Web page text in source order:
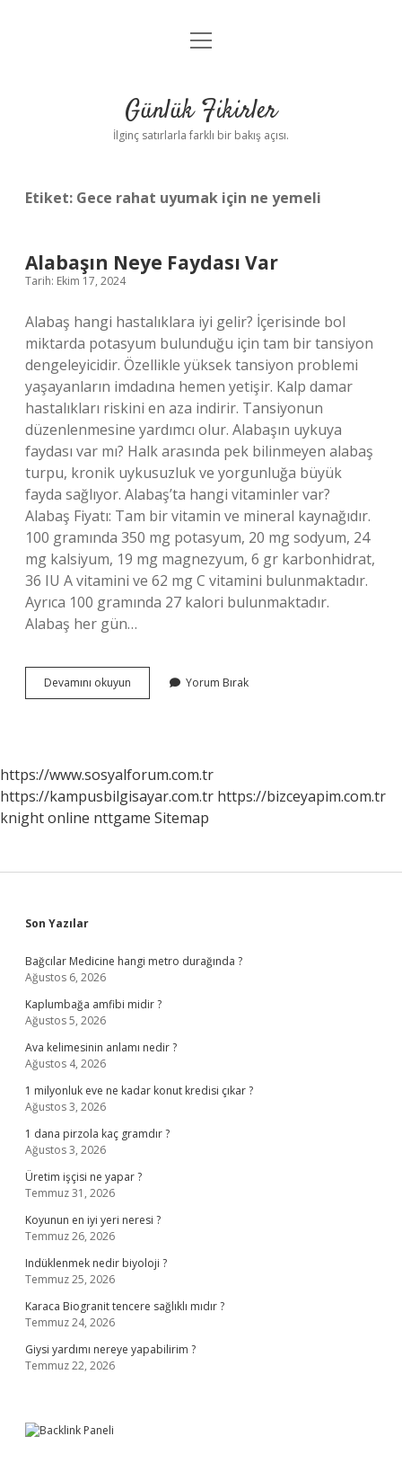
Anasayfa
Yasal Uyarı
menüyü
Günlük Fikirler
İlginç satırlarla farklı bir bakış açısı.
Etiket: Gece rahat uyumak için ne yemeli
Alabaşın Neye Faydası Var
Tarih: Ekim 17, 2024
Alabaş hangi hastalıklara iyi gelir? İçerisinde bol
miktarda potasyum bulunduğu için tam bir tansiyon
dengeleyicidir. Özellikle yüksek tansiyon problemi
yaşayanların imdadına hemen yetişir. Kalp damar
hastalıkları riskini en aza indirir. Tansiyonun
düzenlenmesine yardımcı olur. Alabaşın uykuya
faydası var mı? Halk arasında pek bilinmeyen alabaş
turpu, kronik uykusuzluk ve yorgunluğa büyük
fayda sağlıyor. Alabaş’ta hangi vitaminler var?
Alabaş Fiyatı: Tam bir vitamin ve mineral kaynağıdır.
100 gramında 350 mg potasyum, 20 mg sodyum, 24
mg kalsiyum, 19 mg magnezyum, 6 gr karbonhidrat,
36 IU A vitamini ve 62 mg C vitamini bulunmaktadır.
Ayrıca 100 gramında 27 kalori bulunmaktadır.
Alabaş her gün…
Devamını okuyun Alabaşın
Neye
Yorum Bırak
https://www.sosyalforum.com.tr
https://kampusbilgisayar.com.tr https://bizceyapim.com.tr
knight online nttgame Sitemap
Sidebar
Son Yazılar
Bağcılar Medicine hangi metro durağında ?
Ağustos 6, 2026
Kaplumbağa amfibi midir ?
Ağustos 5, 2026
Ava kelimesinin anlamı nedir ?
Ağustos 4, 2026
1 milyonluk eve ne kadar konut kredisi çıkar ?
Ağustos 3, 2026
1 dana pirzola kaç gramdır ?
Ağustos 3, 2026
Üretim işçisi ne yapar ?
Temmuz 31, 2026
Koyunun en iyi yeri neresi ?
Temmuz 26, 2026
Indüklenmek nedir biyoloji ?
Temmuz 25, 2026
Karaca Biogranit tencere sağlıklı mıdır ?
Temmuz 24, 2026
Giysi yardımı nereye yapabilirim ?
Temmuz 22, 2026